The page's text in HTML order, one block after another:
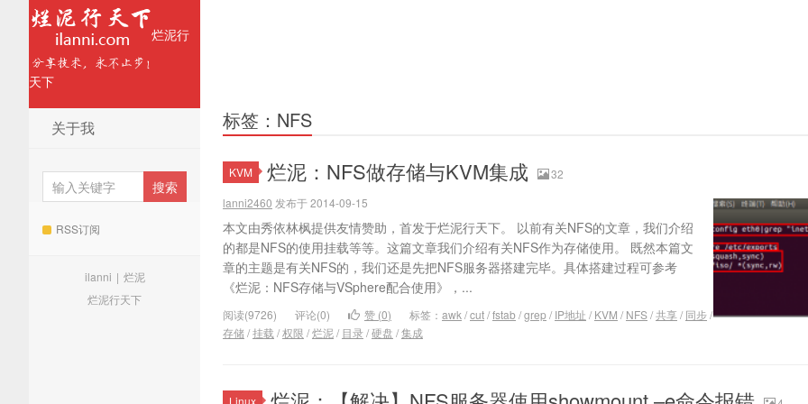
烂泥行
天下
关于我
RSS订阅
ilanni | 烂泥
烂泥行天下
标签：NFS
KVM 烂泥：NFS做存储与KVM集成
32
lanni2460 发布于 2014-09-15
本文由秀依林枫提供友情赞助，首发于烂泥行天下。 以前有关NFS的文章，我们介绍
的都是NFS的使用挂载等等。这篇文章我们介绍有关NFS作为存储使用。 既然本篇文
章的主题是有关NFS的，我们还是先把NFS服务器搭建完毕。具体搭建过程可参考
《烂泥：NFS存储与VSphere配合使用》，...
阅读(9726) 评论(0) 赞 (0) 标签： awk /cut/fstab/grep/ IP地址 / KVM / NFS/共享/ 同步/
存储 /挂载 /权限 /烂泥/ 目录/硬盘 /集成
Linux